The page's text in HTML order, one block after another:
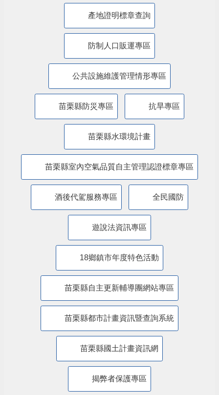
產地證明標章查詢
防制人口販運專區
​公共設施維護管理情形專區
苗栗縣防災專區 抗旱專區
苗栗縣水環境計畫
苗栗縣室內空氣品質自主管理認證標章專區
酒後代駕服務專區 全民國防
遊說法資訊專區
18鄉鎮市年度特色活動
苗栗縣自主更新輔導團網站專區
苗栗縣都市計畫資訊暨查詢系統
苗栗縣國土計畫資訊網
揭弊者保護專區